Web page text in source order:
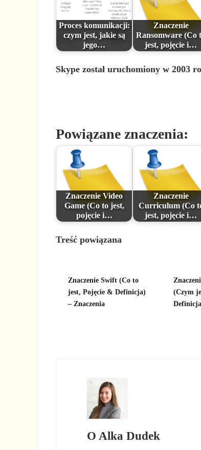
Proces komunikacji:
czym jest, jakie są
jego…
Znaczenie
Ransomware (Co
jest, pojęcie i…
Skype został uruchomiony w 2003
Powiązane znaczenia:
Znaczenie Video
Game (Co to jest,
pojęcie i…
Znaczenie
Curriculum (Co
jest, pojęcie i…
Treść powiązana
Znaczenie Swift (Co to
jest, Pojęcie & Definicja)
– Znaczenia
(Czym
OAlka Dudek